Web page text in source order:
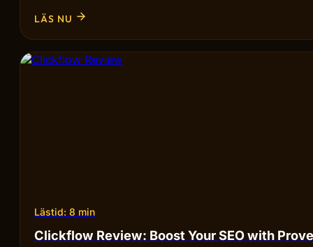
LÄS NU
Lästid: 8 min
Clickflow Review: Boost Your SEO with